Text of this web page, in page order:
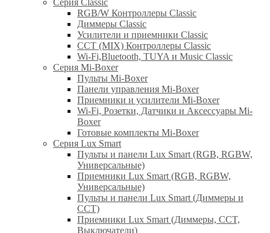
Серия Classic
RGB/W Контроллеры Classic
Диммеры Classic
Усилители и приемники Classic
CCT (MIX) Контроллеры Classic
Wi-Fi,Bluetooth, TUYA и Music Classic
Серия Mi-Boxer
Пульты Mi-Boxer
Панели управления Mi-Boxer
Приемники и усилители Mi-Boxer
Wi-Fi, Розетки, Датчики и Аксессуары Mi-
Boxer
Готовые комплекты Mi-Boxer
Серия Lux Smart
Пульты и панели Lux Smart (RGB, RGBW,
Универсальные)
Приемники Lux Smart (RGB, RGBW,
Универсальные)
Пульты и панели Lux Smart (Диммеры и
CCT)
Приемники Lux Smart (Диммеры, CCT,
Выключатели)